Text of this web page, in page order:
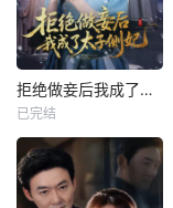
拒绝做妾后我成了太子侧妃
已完结